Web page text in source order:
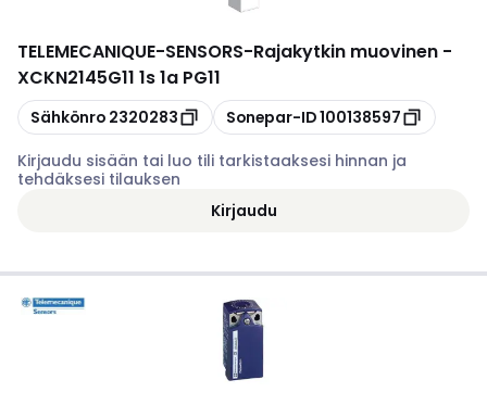
TELEMECANIQUE-SENSORS-Rajakytkin muovinen -
XCKN2145G11 1s 1a PG11
Kopioi
Sähkönro 2320283 Kopioi
Sonepar-ID100138597
Kirjaudu sisään tai luo tili tarkistaaksesi hinnan ja
tehdäksesi tilauksen
Kirjaudu